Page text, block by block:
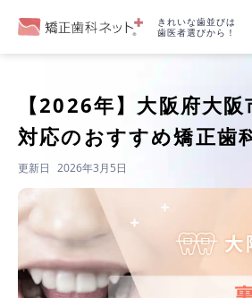
きれいな歯並びは
歯医者選びから！
【2026年】 大阪府大阪
対応のおすすめ矯正歯
更新日 2026年3月5日